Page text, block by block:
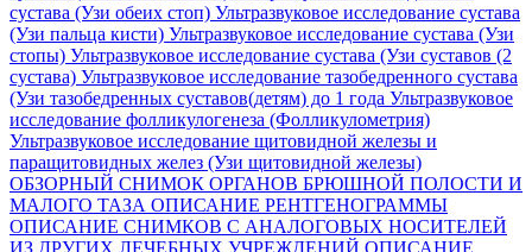
сустава (Узи обеих стоп) Ультразвуковое исследование сустава
(Узи пальца кисти) Ультразвуковое исследование сустава (Узи
стопы) Ультразвуковое исследование сустава (Узи суставов (2
сустава) Ультразвуковое исследование тазобедренного сустава
(Узи тазобедренных суставов(детям) до 1 года Ультразвуковое
исследование фолликулогенеза (Фолликулометрия)
Ультразвуковое исследование щитовидной железы и
паращитовидных желез (Узи щитовидной железы)
ОБЗОРНЫЙ СНИМОК ОРГАНОВ БРЮШНОЙ ПОЛОСТИ И
МАЛОГО ТАЗА ОПИСАНИЕ РЕНТГЕНОГРАММЫ
ОПИСАНИЕ СНИМКОВ С АНАЛОГОВЫХ НОСИТЕЛЕЙ
ИЗ ДРУГИХ ЛЕЧЕБНЫХ УЧРЕЖДЕНИЙ ОПИСАНИЕ